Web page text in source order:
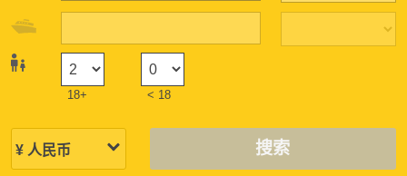
18+ < 18
搜索